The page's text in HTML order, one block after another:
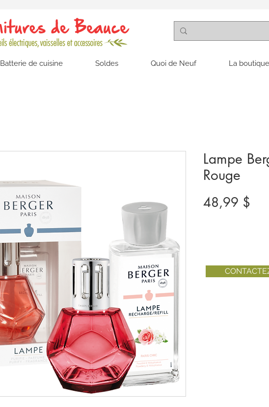
Batterie de cuisine Soldes Quoi de Neuf La
Lampe
Rouge
48,99 $